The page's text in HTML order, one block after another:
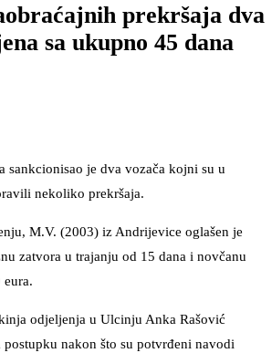
prekršaja dva
sa ukupno 45 dana
sankcionisao je dva vozača kojni su u
nekoliko prekršaja.
M.V. (2003) iz Andrijevice oglašen je
zatvora u trajanju od 15 dana i novčanu
odjeljenja u Ulcinju Anka Rašović
nakon što su potvrđeni navodi